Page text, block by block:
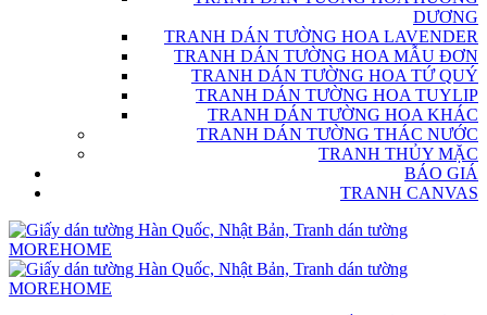
DƯƠNG
TRANH DÁN TƯỜNG HOA LAVENDER
TRANH DÁN TƯỜNG HOA MẪU ĐƠN
TRANH DÁN TƯỜNG HOA TỨ QUÝ
TRANH DÁN TƯỜNG HOA TUYLIP
TRANH DÁN TƯỜNG HOA KHÁC
TRANH DÁN TƯỜNG THÁC NƯỚC
TRANH THỦY MẶC
BÁO GIÁ
TRANH CANVAS